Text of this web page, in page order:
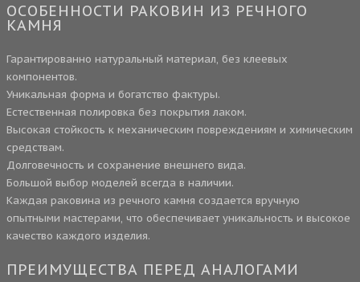
ОСОБЕННОСТИ РАКОВИН ИЗ РЕЧНОГО
КАМНЯ
Гарантированно натуральный материал, без клеевых
компонентов.
Уникальная форма и богатство фактуры.
Естественная полировка без покрытия лаком.
Высокая стойкость к механическим повреждениям и химическим
средствам.
Долговечность и сохранение внешнего вида.
Большой выбор моделей всегда в наличии.
Каждая раковина из речного камня создается вручную
опытными мастерами, что обеспечивает уникальность и высокое
качество каждого изделия.
ПРЕИМУЩЕСТВА ПЕРЕД АНАЛОГАМИ